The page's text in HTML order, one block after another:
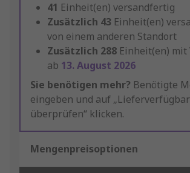
41 Einheit(en) versandfertig
Zusätzlich 43 Einheit(en)
von einem anderen Standort
Zusätzlich 288 Einheit(en) mit
ab 13. August 2026
Sie benötigen mehr? Benötigte
eingeben und auf
überprüfen“ klicken.
Mengenpreisoptionen